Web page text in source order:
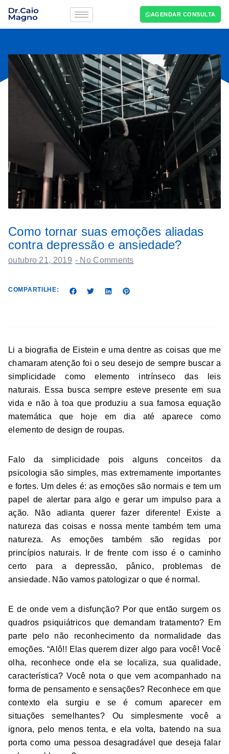
AGENDAR CONSULTA
Como tornar suas emoções aliadas
contra depressão e ansiedade?
outubro 21, 2019 - No Comments
COMPARTILHE:
Li a biografia de Eistein e uma dentre as coisas que me
chamaram atenção foi o seu desejo de sempre buscar a
simplicidade como elemento intrínseco das leis
naturais. Essa busca sempre esteve presente em sua
vida e não à toa que produziu a sua famosa equação
matemática que hoje em dia até aparece como
elemento de design de roupas.
Falo da simplicidade pois alguns conceitos da
psicologia são simples, mas extremamente importantes
e fortes. Um deles é: as emoções são normais e tem um
papel de alertar para algo e gerar um impulso para a
ação. Não adianta querer fazer diferente! Existe a
natureza das coisas e nossa mente também tem uma
natureza. As emoções também são regidas por
princípios naturais. Ir de frente com isso é o caminho
certo para a depressão, pânico, problemas de
ansiedade. Não vamos patologizar o que é normal.
E de onde vem a disfunção? Por que então surgem os
quadros psiquiátricos que demandam tratamento? Em
parte pelo não reconhecimento da normalidade das
emoções. “Alô!! Elas querem dizer algo para você! Você
olha, reconhece onde ela se localiza, sua qualidade,
característica? Você nota o que vem acompanhado na
forma de pensamento e sensações? Reconhece em que
contexto ela surgiu e se é comum aparecer em
situações semelhantes? Ou simplesmente você a
ignora, pelo menos tenta, e ela volta, batendo na sua
porta como uma pessoa desagradável que deseja falar